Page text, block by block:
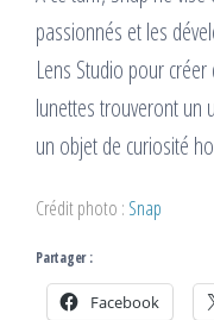
passionnés et les
Lens Studio pour
lunettes trouveront un
un objet de curiosité
Crédit photo : Snap
Partager :
Facebook